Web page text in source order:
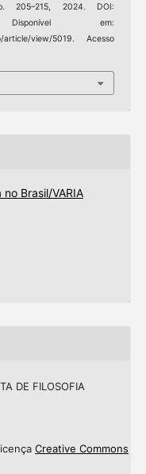
2024. DOI:
Disponível em:
article/view/5019. Acesso
Brasil/VARIA
DE FILOSOFIA
Creative Commons